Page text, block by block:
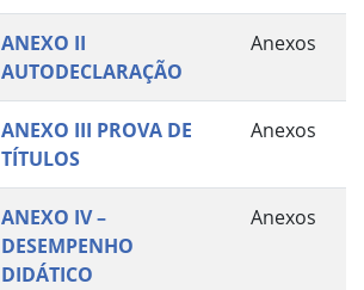
ANEXO II
AUTODECLARAÇÃO
Anexos
ANEXO III PROVA DE
TÍTULOS
Anexos
ANEXO IV –
DESEMPENHO
DIDÁTICO
Anexos